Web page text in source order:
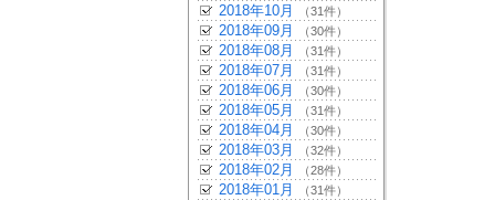
2018年10月 （31件）
2018年09月 （30件）
2018年08月 （31件）
2018年07月 （31件）
2018年06月 （30件）
2018年05月 （31件）
2018年04月 （30件）
2018年03月 （32件）
2018年02月 （28件）
2018年01月 （31件）